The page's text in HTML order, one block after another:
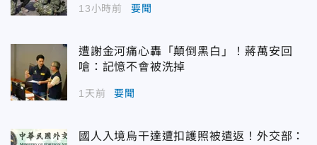
13小時前 要聞
遭謝金河痛心轟「顛倒黑白」！蔣萬安回
嗆：記憶不會被洗掉
1天前 要聞
國人入境烏干達遭扣護照被遣返！外交部：